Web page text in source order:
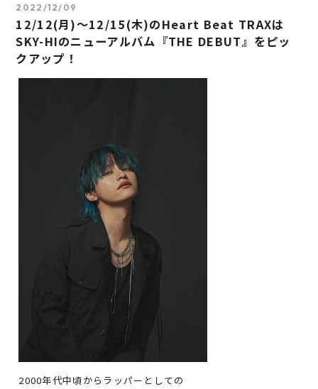
2022/12/09
12/12(月)～12/15(木)のHeart Beat TRAXは
SKY-HIのニューアルバム『THE DEBUT』をピッ
クアップ！
2000年代中頃からラッパーとしての